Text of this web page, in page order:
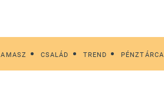
CSALÁD TREND PÉNZTÁRCA